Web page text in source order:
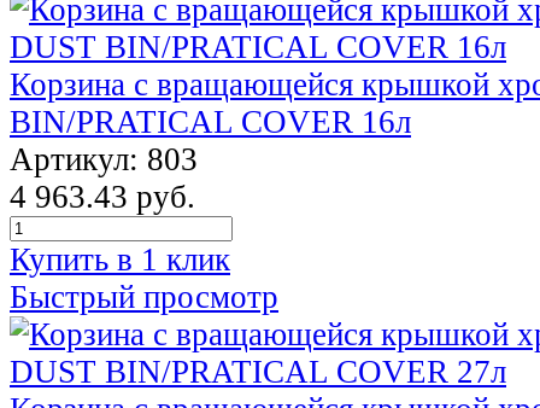
Корзина с вращающейся крышкой
BIN/PRATICAL COVER 16л
Артикул: 803
4 963.43 руб.
Купить в 1 клик
Быстрый просмотр